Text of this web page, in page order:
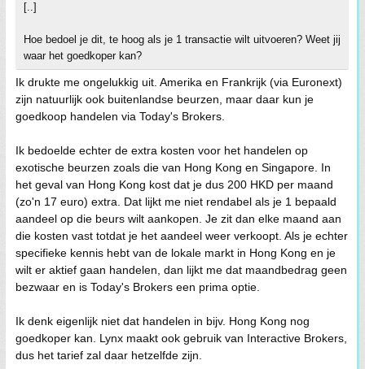
[..]
Hoe bedoel je dit, te hoog als je 1 transactie wilt uitvoeren? Weet jij
waar het goedkoper kan?
Ik drukte me ongelukkig uit. Amerika en Frankrijk (via Euronext)
zijn natuurlijk ook buitenlandse beurzen, maar daar kun je
goedkoop handelen via Today's Brokers.
Ik bedoelde echter de extra kosten voor het handelen op
exotische beurzen zoals die van Hong Kong en Singapore. In
het geval van Hong Kong kost dat je dus 200 HKD per maand
(zo'n 17 euro) extra. Dat lijkt me niet rendabel als je 1 bepaald
aandeel op die beurs wilt aankopen. Je zit dan elke maand aan
die kosten vast totdat je het aandeel weer verkoopt. Als je echter
specifieke kennis hebt van de lokale markt in Hong Kong en je
wilt er aktief gaan handelen, dan lijkt me dat maandbedrag geen
bezwaar en is Today's Brokers een prima optie.
Ik denk eigenlijk niet dat handelen in bijv. Hong Kong nog
goedkoper kan. Lynx maakt ook gebruik van Interactive Brokers,
dus het tarief zal daar hetzelfde zijn.